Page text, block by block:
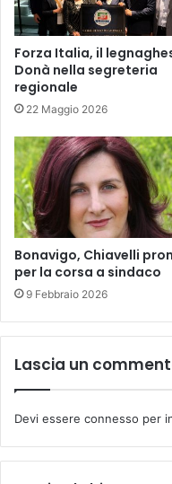
Forza Italia, il
Donà nella segreteria
regionale
22 Maggio 2026
Bonavigo, Chiavelli
per la corsa a sindaco
9 Febbraio 2026
Lascia un
Devi essere connesso per